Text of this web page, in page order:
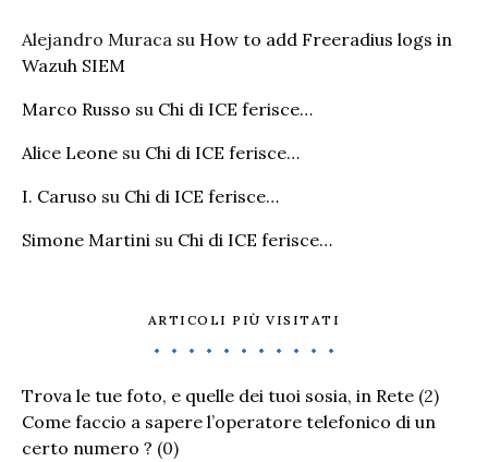
Alejandro Muraca su How to add Freeradius logs in
Wazuh SIEM
Marco Russo su Chi di ICE ferisce…
Alice Leone su Chi di ICE ferisce…
I. Caruso su Chi di ICE ferisce…
Simone Martini su Chi di ICE ferisce…
ARTICOLI PIÙ VISITATI
Trova le tue foto, e quelle dei tuoi sosia, in Rete (2)
Come faccio a sapere l’operatore telefonico di un
certo numero ? (0)